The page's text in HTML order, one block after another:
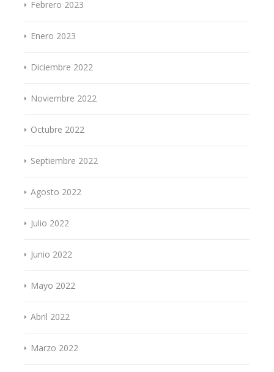
Febrero 2023
Enero 2023
Diciembre 2022
Noviembre 2022
Octubre 2022
Septiembre 2022
Agosto 2022
Julio 2022
Junio 2022
Mayo 2022
Abril 2022
Marzo 2022